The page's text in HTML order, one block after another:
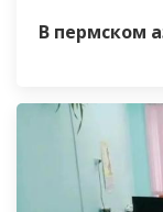
В пермском